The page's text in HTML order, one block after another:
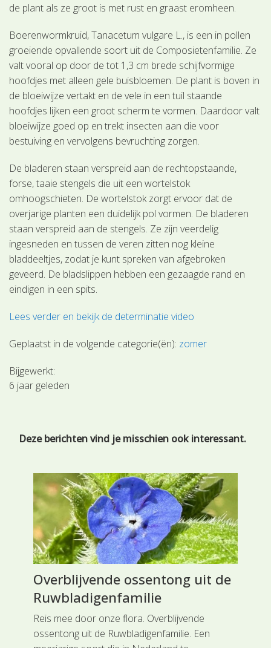
de plant als ze groot is met rust en graast eromheen.
Boerenwormkruid, Tanacetum vulgare L., is een in pollen
groeiende opvallende soort uit de Composietenfamilie. Ze
valt vooral op door de tot 1,3 cm brede schijfvormige
hoofdjes met alleen gele buisbloemen. De plant is boven in
de bloeiwijze vertakt en de vele in een tuil staande
hoofdjes lijken een groot scherm te vormen. Daardoor valt
bloeiwijze goed op en trekt insecten aan die voor
bestuiving en vervolgens bevruchting zorgen.
De bladeren staan verspreid aan de rechtopstaande,
forse, taaie stengels die uit een wortelstok
omhoogschieten. De wortelstok zorgt ervoor dat de
overjarige planten een duidelijk pol vormen. De bladeren
staan verspreid aan de stengels. Ze zijn veerdelig
ingesneden en tussen de veren zitten nog kleine
bladdeeltjes, zodat je kunt spreken van afgebroken
geveerd. De bladslippen hebben een gezaagde rand en
eindigen in een spits.
Lees verder en bekijk de determinatie video
Geplaatst in de volgende categorie(ën): zomer
Bijgewerkt:
6 jaar geleden
Deze berichten vind je misschien ook interessant.
Overblijvende ossentong uit de
Ruwbladigenfamilie
Reis mee door onze flora. Overblijvende
ossentong uit de Ruwbladigenfamilie. Een